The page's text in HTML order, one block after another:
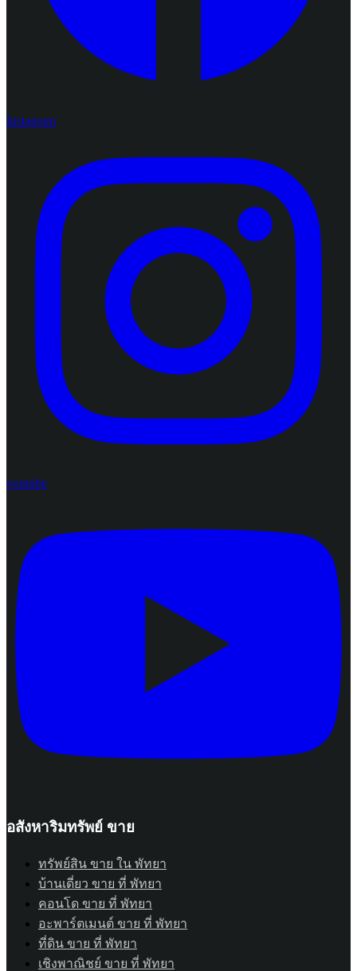
Instagram
youtube
อสังหาริมทรัพย์ ขาย
ทรัพย์สิน ขาย ใน พัทยา
บ้านเดี่ยว ขาย ที่ พัทยา
คอนโด ขาย ที่ พัทยา
อะพาร์ตเมนต์ ขาย ที่ พัทยา
ที่ดิน ขาย ที่ พัทยา
เชิงพาณิชย์ ขาย ที่ พัทยา